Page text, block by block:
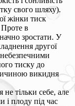
свого шляху).
жінки тиск
Проте в
зростати. У
другої
тиску до
викидня
не тільки себе, але
і плоду під час